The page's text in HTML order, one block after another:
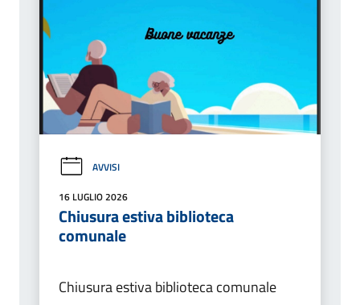
AVVISI
16 LUGLIO 2026
Chiusura estiva biblioteca
comunale
Chiusura estiva biblioteca comunale